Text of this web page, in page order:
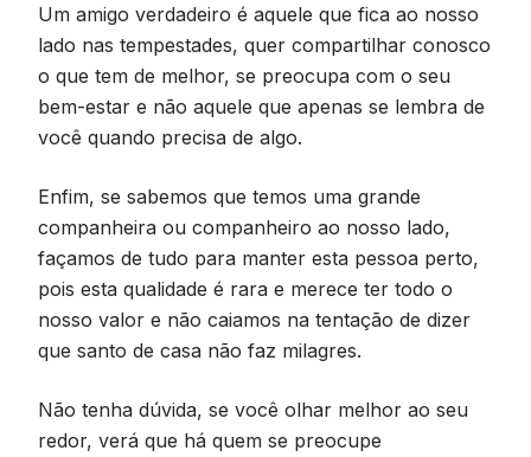
Um amigo verdadeiro é aquele que fica ao nosso
lado nas tempestades, quer compartilhar conosco
o que tem de melhor, se preocupa com o seu
bem-estar e não aquele que apenas se lembra de
você quando precisa de algo.
Enfim, se sabemos que temos uma grande
companheira ou companheiro ao nosso lado,
façamos de tudo para manter esta pessoa perto,
pois esta qualidade é rara e merece ter todo o
nosso valor e não caiamos na tentação de dizer
que santo de casa não faz milagres.
Não tenha dúvida, se você olhar melhor ao seu
redor, verá que há quem se preocupe